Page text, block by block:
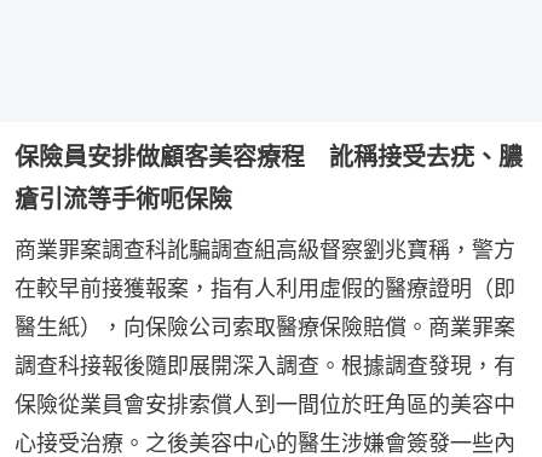
保險員安排做顧客美容療程 訛稱接受去疣、膿
瘡引流等手術呃保險
商業罪案調查科訛騙調查組高級督察劉兆寶稱，警方
在較早前接獲報案，指有人利用虛假的醫療證明（即
醫生紙），向保險公司索取醫療保險賠償。商業罪案
調查科接報後隨即展開深入調查。根據調查發現，有
保險從業員會安排索償人到一間位於旺角區的美容中
心接受治療。之後美容中心的醫生涉嫌會簽發一些內